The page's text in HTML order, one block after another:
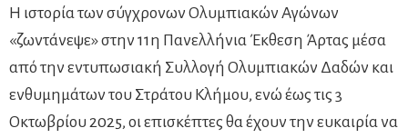
Η ιστορία των σύγχρονων Ολυμπιακών Αγώνων
«ζωντάνεψε» στην 11η Πανελλήνια Έκθεση Άρτας μέσα
από την εντυπωσιακή Συλλογή Ολυμπιακών Δαδών και
ενθυμημάτων του Στράτου Κλήμου, ενώ έως τις 3
Οκτωβρίου 2025, οι επισκέπτες θα έχουν την ευκαιρία να